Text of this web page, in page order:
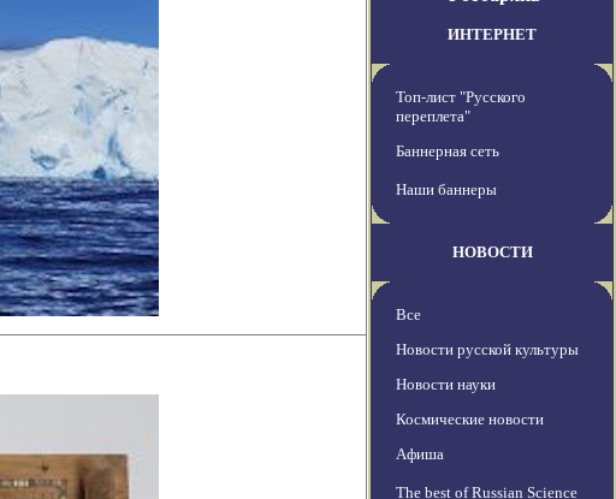
ИНТЕРНЕТ
Топ-лист "Русского
переплета"
Баннерная сеть
Наши баннеры
НОВОСТИ
Все
Новости русской культуры
Новости науки
Космические новости
Афиша
The best of Russian Science